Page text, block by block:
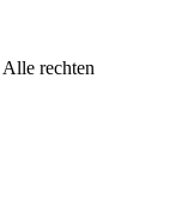
rechten